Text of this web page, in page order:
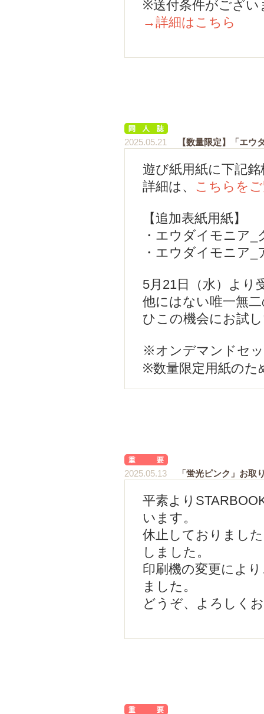
※送付条件がござい
→詳細はこちら
2025.05.21 【数量限定】「エウ
遊び紙用紙に下記
詳細は、 こちらを
【追加表紙用紙】
・エウダイモニア_
・エウダイモニア
5月21日（水）より
他にはない唯一無
ひこの機会にお試
※オンデマンドセ
※数量限定用紙のた
2025.05.13 「蛍光ピンク」お取
平素より
います。
休止しておりまし
しました。
印刷機の変更によ
ました。
どうぞ、よろしく